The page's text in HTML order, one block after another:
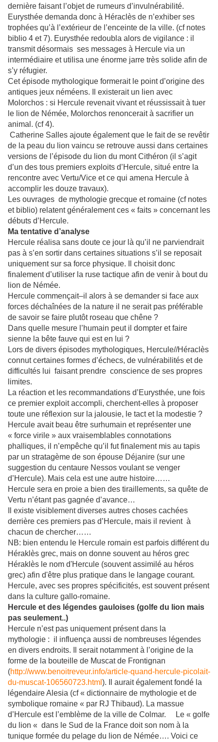
dernière faisant l’objet de rumeurs d’invulnérabilité.
Eurysthée demanda donc à Héraclès de n’exhiber ses
trophées qu’à l’extérieur de l’enceinte de la ville. (cf notes
biblio 4 et 7). Eurysthée redoubla alors de vigilance : il
transmit désormais ses messages à Hercule via un
intermédiaire et utilisa une énorme jarre très solide afin de
s’y réfugier.
Cet épisode mythologique formerait le point d’origine des
antiques jeux néméens. Il existerait un lien avec
Molorchos : si Hercule revenait vivant et réussissait à tuer
le lion de Némée, Molorchos renoncerait à sacrifier un
animal. (cf 4).
Catherine Salles ajoute également que le fait de se revêtir
de la peau du lion vaincu se retrouve aussi dans certaines
versions de l’épisode du lion du mont Cithéron (il s’agit
d’un des tous premiers exploits d’Hercule, situé entre la
rencontre avec Vertu/Vice et ce qui amena Hercule à
accomplir les douze travaux).
Les ouvrages de mythologie grecque et romaine (cf notes
et biblio) relatent généralement ces « faits » concernant les
débuts d’Hercule.
Ma tentative d’analyse
Hercule réalisa sans doute ce jour là qu’il ne parviendrait
pas à s’en sortir dans certaines situations s’il se reposait
uniquement sur sa force physique. Il choisit donc
finalement d’utiliser la ruse tactique afin de venir à bout du
lion de Némée.
Hercule commençait–il alors à se demander si face aux
forces déchaînées de la nature il ne serait pas préférable
de savoir se faire plutôt roseau que chêne ?
Dans quelle mesure l’humain peut il dompter et faire
sienne la bête fauve qui est en lui ?
Lors de divers épisodes mythologiques, Hercule//Héraclès
connut certaines formes d’échecs, de vulnérabilités et de
difficultés lui faisant prendre conscience de ses propres
limites.
La réaction et les recommandations d’Eurysthée, une fois
ce premier exploit accompli, cherchent-elles à proposer
toute une réflexion sur la jalousie, le tact et la modestie ?
Hercule avait beau être surhumain et représenter une
« force virile » aux vraisemblables connotations
phalliques, il n’empêche qu’il fut finalement mis au tapis
par un stratagème de son épouse Déjanire (sur une
suggestion du centaure Nessos voulant se venger
d’Hercule). Mais cela est une autre histoire……
Hercule sera en proie a bien des tiraillements, sa quête de
Vertu n’étant pas gagnée d’avance…
Il existe visiblement diverses autres choses cachées
derrière ces premiers pas d’Hercule, mais il revient à
chacun de chercher……
NB: bien entendu le Hercule romain est parfois différent du
Héraklès grec, mais on donne souvent au héros grec
Héraklès le nom d'Hercule (souvent assimilé au héros
grec) afin d'être plus pratique dans le langage courant.
Hercule, avec ses propres spécificités, est souvent présent
dans la culture gallo-romaine.
Hercule et des légendes gauloises (golfe du lion mais
pas seulement..)
Hercule n’est pas uniquement présent dans la
mythologie : il influença aussi de nombreuses légendes
en divers endroits. Il serait notamment à l’origine de la
forme de la bouteille de Muscat de Frontignan
(http://www.benoitreveur.info/article-quand-hercule-picolait-
du-muscat-106560723.html ). Il aurait également fondé la
légendaire Alesia (cf « dictionnaire de mythologie et de
symbolique romaine « par RJ Thibaud). La massue
d’Hercule est l’emblème de la ville de Colmar. Le « golfe
du lion « dans le Sud de la France doit son nom à la
tunique formée du pelage du lion de Némée…. Voici ce